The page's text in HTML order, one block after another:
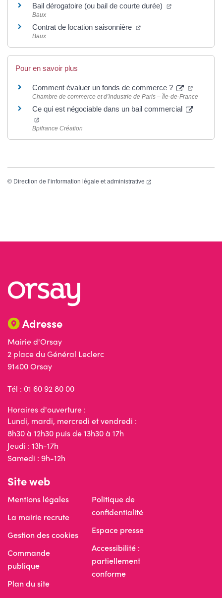
Bail dérogatoire (ou bail de courte durée) (ouverture
Baux
Contrat de location saisonnière (ouverture dans un
Baux
Pour en savoir plus
Comment évaluer un fonds de commerce ?
Chambre de commerce et d’industrie de Paris – Île-de-France
Ce qui est négociable dans un bail commercial
(ouverture dans un nouvel onglet)
Bpifrance Création
© Direction de l’information légale et administrative (ouverture dans un
Adresse
Mairie d'Orsay
2 place du Général Leclerc
91400 Orsay
Tél : 01 60 92 80 00
Horaires d'ouverture :
Lundi, mardi, mercredi et vendredi :
8h30 à 12h30 puis de 13h30 à 17h
Jeudi : 13h-17h
Samedi : 9h-12h
Site web
Mentions légales
La mairie recrute
Gestion des cookies
Commande
publique
Plan du site
Politique de
confidentialité
Espace presse
Accessibilité :
partiellement
conforme